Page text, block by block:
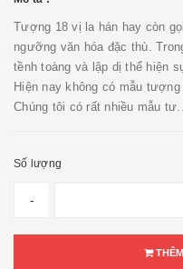
Tượng 18 vị la hán hay còn
ngưỡng văn hóa đặc thù.
tềnh toàng và lập dị thể hiện
Hiện nay không có mẫu
Chúng tôi có rất nhiều mẫu
Số lượng
-